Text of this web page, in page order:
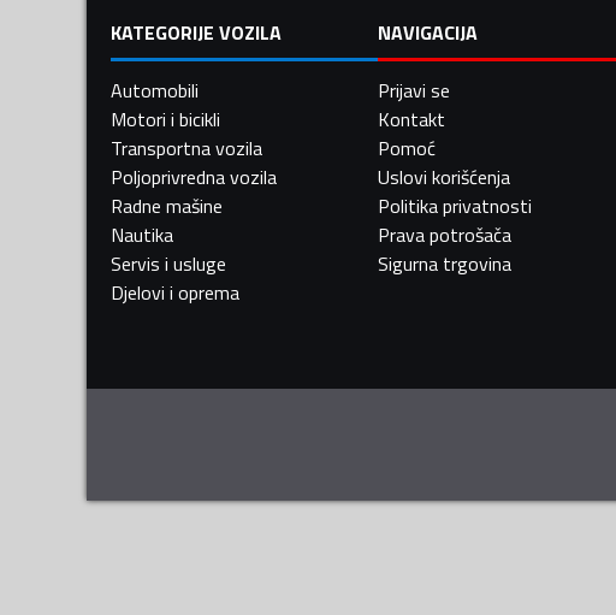
KATEGORIJE VOZILA
Automobili
Motori i bicikli
Transportna vozila
Poljoprivredna vozila
Radne mašine
Nautika
Servis i usluge
Djelovi i oprema
NAVIGACIJA
Prijavi se
Kontakt
Pomoć
Uslovi korišćenja
Politika privatnosti
Prava potrošača
Sigurna trgovina